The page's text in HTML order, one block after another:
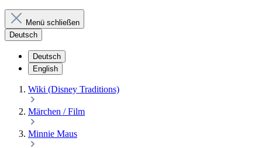
Menü schließen
Deutsch
Deutsch
English
Wiki (Disney Traditions)
Märchen / Film
Minnie Maus